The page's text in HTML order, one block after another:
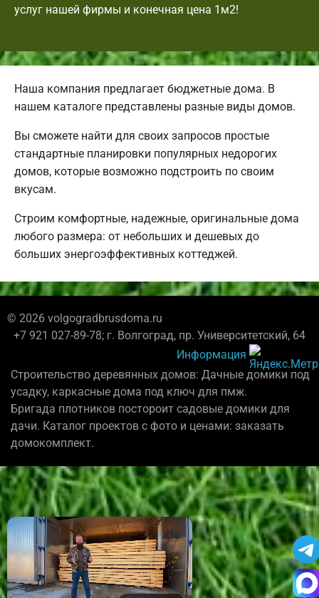
услуг нашей фирмы и конечная цена 1м2!
Наша компания предлагает бюджетные дома. В
нашем каталоге представлены разные виды домов.
Вы сможете найти для своих запросов простые
стандартные планировки популярных недорогих
домов, которые возможно подстроить по своим
вкусам.
Строим комфортные, надежные, оригинальные дома
любого размера: от небольших и дешевых до
больших энергоэффективных коттеджей.
© 2026 volgogradbrusdoma.ru
+7 921 027-89-78; г. Волгоград, пр. Университетский, 64
Информация
Строительство деревянных домов: Дачные домики под
усадку, каркасные дома под ключ для пмж.
Бригада плотников постороит садовые домики для
дачи. Каталог проектов с фото и ценами: заказать
домокомплект.